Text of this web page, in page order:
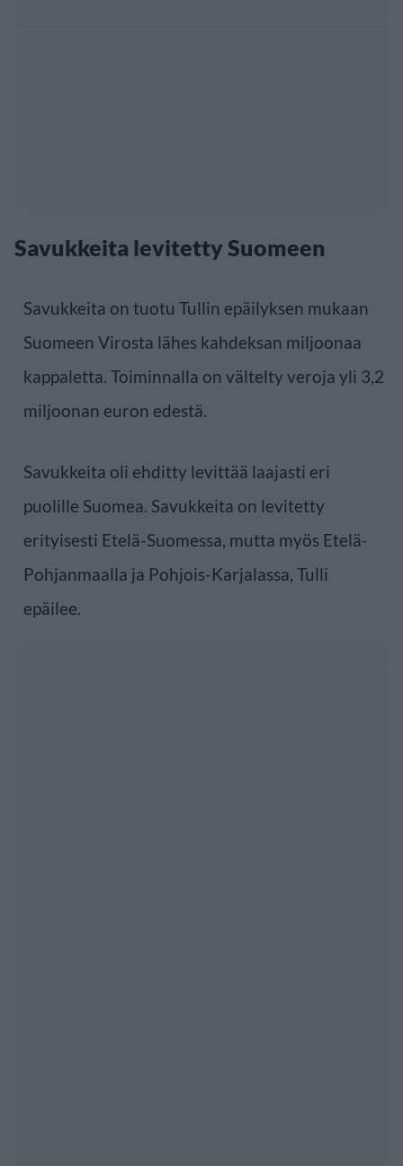
Savukkeita levitetty Suomeen
Savukkeita on tuotu Tullin epäilyksen mukaan
Suomeen Virosta lähes kahdeksan miljoonaa
kappaletta. Toiminnalla on vältelty veroja yli 3,2
miljoonan euron edestä.
Savukkeita oli ehditty levittää laajasti eri
puolille Suomea. Savukkeita on levitetty
erityisesti Etelä-Suomessa, mutta myös Etelä-
Pohjanmaalla ja Pohjois-Karjalassa, Tulli
epäilee.